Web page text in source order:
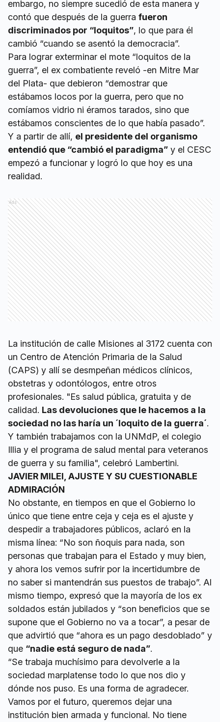
embargo, no siempre sucedió de esta manera y
contó que después de la guerra fueron
discriminados por “loquitos”, lo que para él
cambió “cuando se asentó la democracia”.
Para lograr exterminar el mote “loquitos de la
guerra”, el ex combatiente reveló -en Mitre Mar
del Plata- que debieron “demostrar que
estábamos locos por la guerra, pero que no
comíamos vidrio ni éramos tarados, sino que
estábamos conscientes de lo que había pasado”.
Y a partir de allí, el presidente del organismo
entendió que “cambió el paradigma” y el CESC
empezó a funcionar y logró lo que hoy es una
realidad.
Ads
La institución de calle Misiones al 3172 cuenta con
un Centro de Atención Primaria de la Salud
(CAPS) y allí se desmpeñan médicos clínicos,
obstetras y odontólogos, entre otros
profesionales. "Es salud pública, gratuita y de
calidad. Las devoluciones que le hacemos a la
sociedad no las haría un ´loquito de la guerra´.
Y también trabajamos con la UNMdP, el colegio
Illia y el programa de salud mental para veteranos
de guerra y su familia", celebró Lambertini.
JAVIER MILEI, AJUSTE Y SU CUESTIONABLE
ADMIRACIÓN
No obstante, en tiempos en que el Gobierno lo
único que tiene entre ceja y ceja es el ajuste y
despedir a trabajadores públicos, aclaró en la
misma línea: “No son ñoquis para nada, son
personas que trabajan para el Estado y muy bien,
y ahora los vemos sufrir por la incertidumbre de
no saber si mantendrán sus puestos de trabajo”. Al
mismo tiempo, expresó que la mayoría de los ex
soldados están jubilados y “son beneficios que se
supone que el Gobierno no va a tocar”, a pesar de
que advirtió que “ahora es un pago desdoblado” y
que “nadie está seguro de nada”.
“Se trabaja muchísimo para devolverle a la
sociedad marplatense todo lo que nos dio y
dónde nos puso. Es una forma de agradecer.
Vamos por el futuro, queremos dejar una
institución bien armada y funcional. No tiene